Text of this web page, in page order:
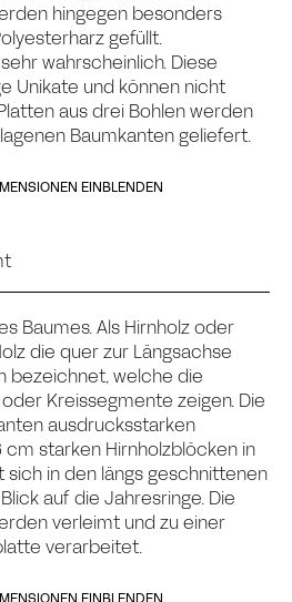
EINBLENDEN
hingegen besonders
gefüllt.
wahrscheinlich. Diese
Unikate und können nicht
aus drei Bohlen werden
Baumkanten geliefert.
EINBLENDEN
Baumes. Als Hirnholz oder
die quer zur Längsachse
bezeichnet, welche die
Kreissegmente zeigen. Die
ausdrucksstarken
cm starken Hirnholzblöcken in
sich in den längs geschnittenen
auf die Jahresringe. Die
verleimt und zu einer
verarbeitet.